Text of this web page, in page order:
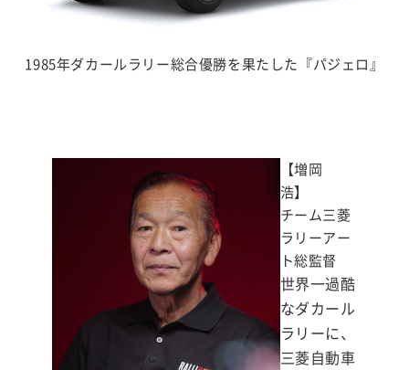
1985年ダカールラリー総合優勝を果たした『パジェロ』
【増岡
浩】
チーム三菱
ラリーアー
ト総監督
世界一過酷
なダカール
ラリーに、
三菱自動車